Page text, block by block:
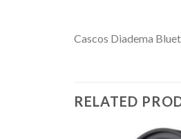
Cascos Diadema
RELATED